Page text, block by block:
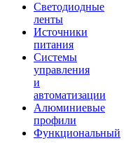
Светодиодные
ленты
Источники
питания
Системы
управления
и
автоматизации
Алюминиевые
профили
Функциональный